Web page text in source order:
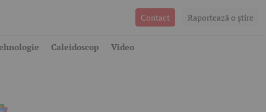
Contact Raportează o ştire
Caleidoscop Video